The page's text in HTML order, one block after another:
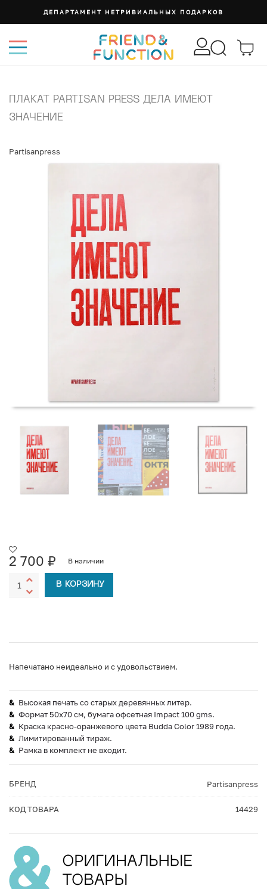
ДЕПАРТАМЕНТ НЕТРИВИАЛЬНЫХ ПОДАРКОВ
ПЛАКАТ PARTISAN PRESS ДЕЛА ИМЕЮТ
ЗНАЧЕНИЕ
Partisanpress
2 700 ₽ В наличии
В КОРЗИНУ
Напечатано неидеально и с удовольствием.
Высокая печать со старых деревянных литер.
Формат 50х70 см, бумага офсетная Impact 100 gms.
Краска красно-оранжевого цвета Budda Color 1989 года.
Лимитированный тираж.
Рамка в комплект не входит.
БРЕНД Partisanpress
КОД ТОВАРА 14429